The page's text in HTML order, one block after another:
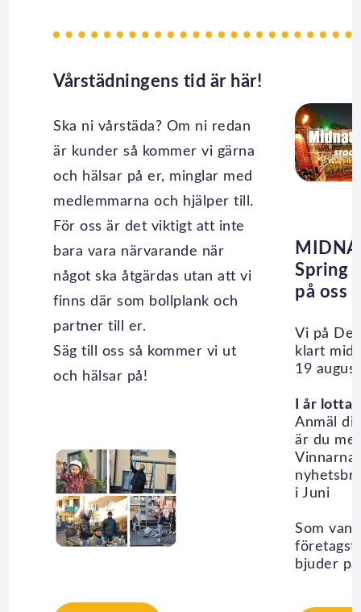
Vårstädningens tid är här!
Ska ni vårstäda? Om ni redan
är kunder så kommer vi gärna
och hälsar på er, minglar med
medlemmarna och hjälper till.
För oss är det viktigt att inte
bara vara närvarande när
något ska åtgärdas utan att vi
finns där som bollplank och
partner till er.
Säg till oss så kommer vi ut
och hälsar på!
Spring
på oss
Vi på
klart
19
I år
Anmäl
är du
Vinnarna
i Juni
Som
bjuder